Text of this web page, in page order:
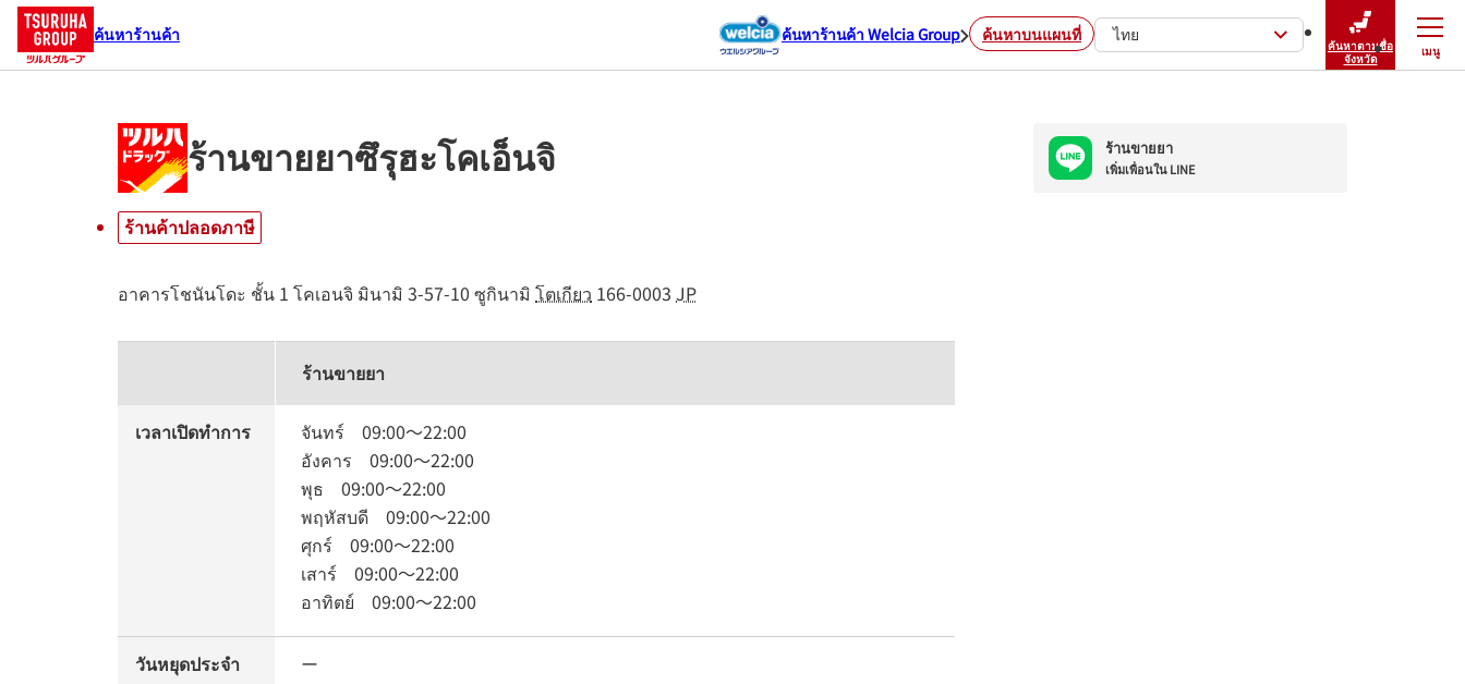
ค้นหาร้านค้า ค้นหาร้านค้า Welcia Group ค้นหาบนแผนที่ ไทย
ค้นหาตามชื่อ
จังหวัด
เมนู
ปิดเมนู
ร้านขายยาซึรุฮะโคเอ็นจิ
ร้านค้าปลอดภาษี
อาคารโชนันโดะ ชั้น 1 โคเอนจิ มินามิ 3-57-10 ซูกินามิ โตเกียว 166-0003 JP
ร้านขายยา
เพิ่มเพื่อนใน LINE
ร้านขายยา
เวลาเปิดทำการ จันทร์ 09:00～22:00
อังคาร 09:00～22:00
พุธ 09:00～22:00
พฤหัสบดี 09:00～22:00
ศุกร์ 09:00～22:00
เสาร์ 09:00～22:00
อาทิตย์ 09:00～22:00
วันหยุดประจำ ー